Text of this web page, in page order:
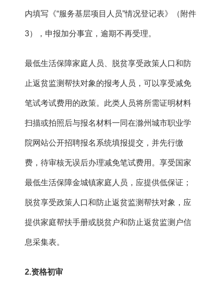
内填写《“服务基层项目人员”情况登记表》（附件
3），申报加分事宜，逾期不再受理。
最低生活保障家庭人员、脱贫享受政策人口和防
止返贫监测帮扶对象的报考人员，可以享受减免
笔试考试费用的政策。此类人员将所需证明材料
扫描或拍照后与报名材料一同在滁州城市职业学
院网站公开招聘报名系统填报提交，并先行缴
费，待审核无误后办理减免笔试费用。享受国家
最低生活保障金城镇家庭人员，应提供低保证；
脱贫享受政策人口和防止返贫监测帮扶对象，应
提供家庭帮扶手册或脱贫户和防止返贫监测户信
息采集表。
2.资格初审